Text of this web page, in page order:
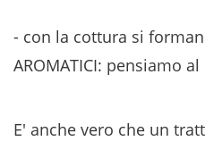
- con la cottura si
AROMATICI: pensiamo
E' anche vero che un